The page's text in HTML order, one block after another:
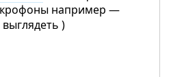
например —
)